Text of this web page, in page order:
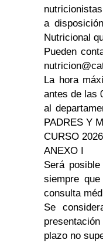
a
Nutricional
Pueden
La hora
antes de las
al
PADRES Y
CURSO
ANEXO I
Será
siempre
consulta
Se
plazo no